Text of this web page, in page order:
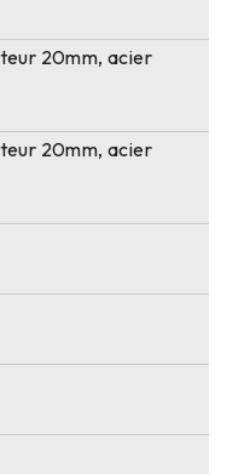
20mm, acier
20mm, acier